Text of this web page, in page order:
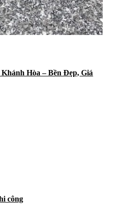
Hòa – Bền Đẹp, Giá
công